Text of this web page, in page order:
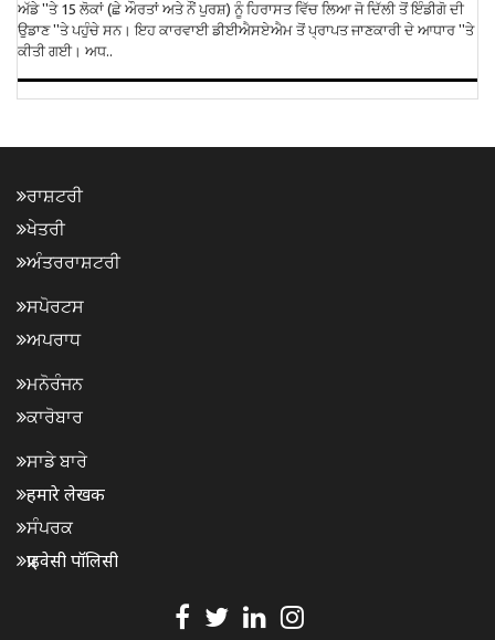
ਅੱਡੇ ''ਤੇ 15 ਲੋਕਾਂ (ਛੇ ਔਰਤਾਂ ਅਤੇ ਨੌਂ ਪੁਰਸ਼) ਨੂੰ ਹਿਰਾਸਤ ਵਿੱਚ ਲਿਆ ਜੋ ਦਿੱਲੀ ਤੋਂ ਇੰਡੀਗੋ ਦੀ
ਉਡਾਣ ''ਤੇ ਪਹੁੰਚੇ ਸਨ। ਇਹ ਕਾਰਵਾਈ ਡੀਈਐਸਏਐਮ ਤੋਂ ਪ੍ਰਾਪਤ ਜਾਣਕਾਰੀ ਦੇ ਆਧਾਰ ''ਤੇ
ਕੀਤੀ ਗਈ। ਅਧ..
ਰਾਸ਼ਟਰੀ
ਖੇਤਰੀ
ਅੰਤਰਰਾਸ਼ਟਰੀ
ਸਪੋਰਟਸ
ਅਪਰਾਧ
ਮਨੋਰੰਜਨ
ਕਾਰੋਬਾਰ
ਸਾਡੇ ਬਾਰੇ
हमारे लेखक
ਸੰਪਰਕ
प्राइवेसी पॉलिसी